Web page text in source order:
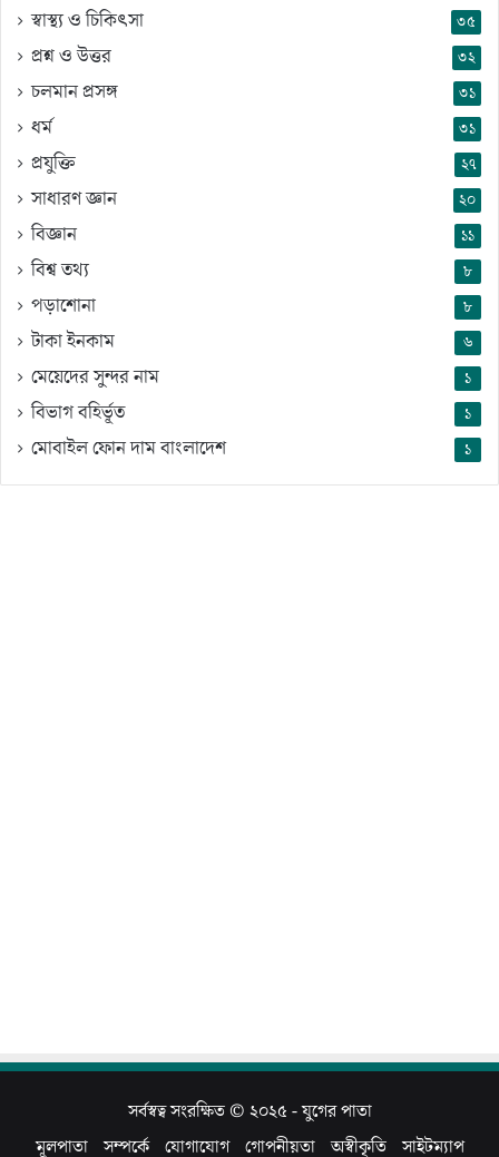
স্বাস্থ্য ও চিকিৎসা ৩৫
প্রশ্ন ও উত্তর ৩২
চলমান প্রসঙ্গ ৩১
ধর্ম ৩১
প্রযুক্তি ২৭
সাধারণ জ্ঞান ২০
বিজ্ঞান ১১
বিশ্ব তথ্য ৮
পড়াশোনা ৮
টাকা ইনকাম ৬
মেয়েদের সুন্দর নাম ১
বিভাগ বহির্ভূত ১
মোবাইল ফোন দাম বাংলাদেশ ১
সর্বস্বত্ব সংরক্ষিত © ২০২৫ -যুগের পাতা
মূলপাতা
সম্পর্কে যোগাযোগ গোপনীয়তা অস্বীকৃতি সাইটম্যাপ